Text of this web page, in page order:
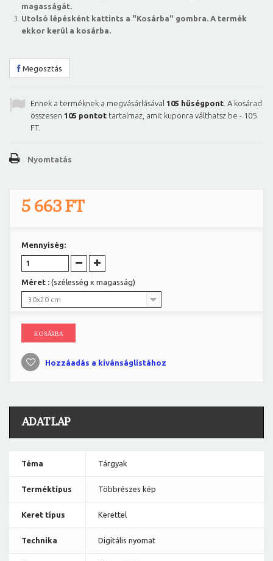
magasságát.
Utolsó lépésként kattints a "Kosárba" gombra. A termék
ekkor kerül a kosárba.
Megosztás
Ennek a terméknek a megvásárlásával 105 hűségpont . A kosárad
összesen 105 pontot tartalmaz, amit kuponra válthatsz be - 105
FT.
Nyomtatás
5 663 FT
Mennyiség:
Méret : (szélesség x magasság)
30x20 cm
KOSÁRBA
Hozzáadás a kívánságlistához
ADATLAP
Téma Tárgyak
Terméktípus Többrészes kép
Keret típus Kerettel
Technika Digitális nyomat